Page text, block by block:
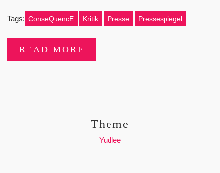
Tags: ConseQuencE Kritik Presse Pressespiegel
READ MORE
Theme
Yudlee